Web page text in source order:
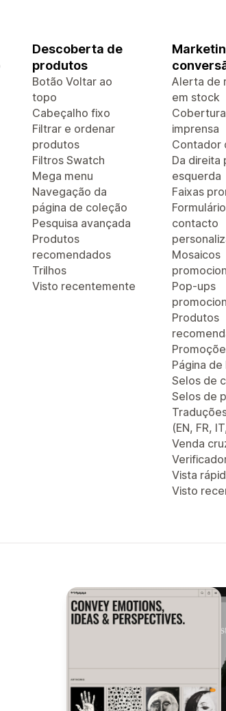
Descoberta de
produtos
Botão Voltar ao
topo
Cabeçalho fixo
Filtrar e ordenar
produtos
Filtros Swatch
Mega menu
Navegação da
página de coleção
Pesquisa avançada
Produtos
recomendados
Trilhos
Visto recentemente
Alerta de
em stock
imprensa
Contador
Da direita
esquerda
Faixas
contacto
Mosaicos
Pop-ups
Produtos
Página de
Selos de
Selos de
(EN, FR,
Venda
Vista
Visto